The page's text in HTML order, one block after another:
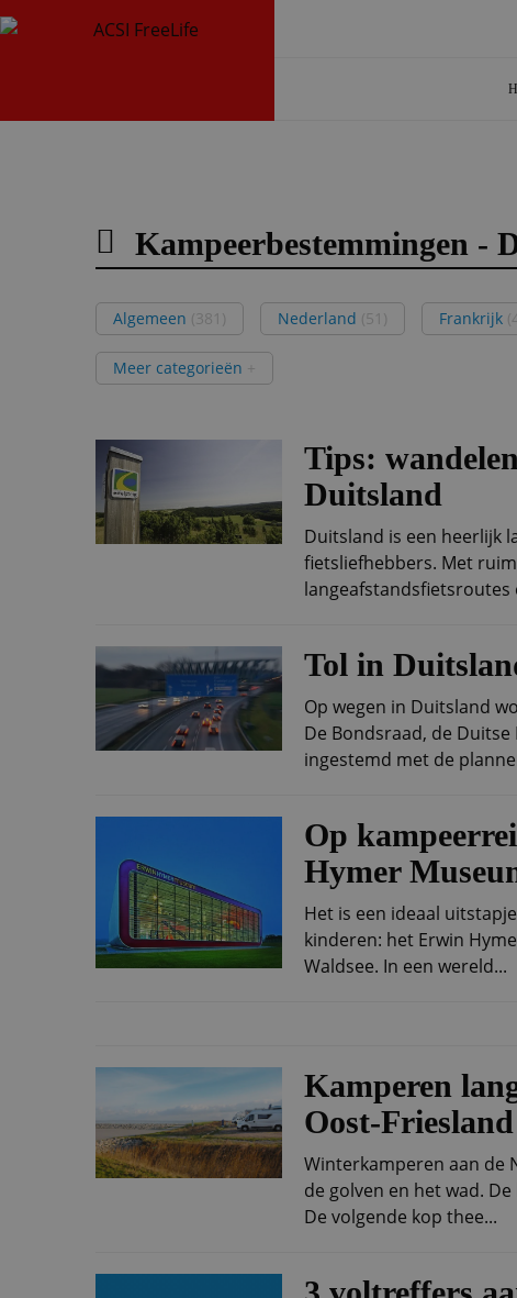
Kampeerbestemmingen -
Algemeen (381) Nederland (51) Frankrijk
Meer categorieën +
Tips:
Duitsland
Duitsland is een heerlijk
fietsliefhebbers. Met
langeafstandsfietsroutes
Tol in
Op wegen in Duitsland
De Bondsraad, de
ingestemd met de
Op
Hymer
Het is een ideaal
kinderen: het Erwin
Waldsee. In een wereld...
Kamperen
Oost-Friesland
Winterkamperen aan de
de golven en het wad.
De volgende kop thee...